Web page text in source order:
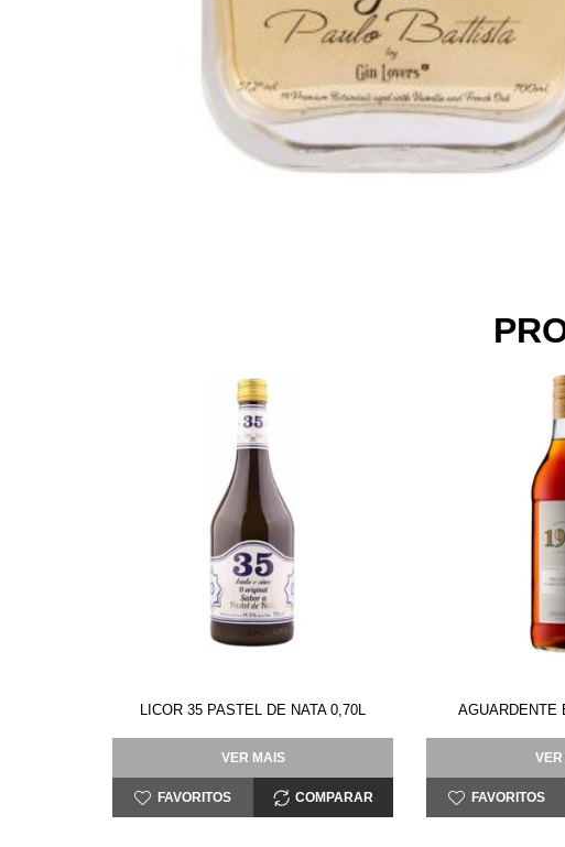
LICOR 35 PASTEL DE NATA 0,70L
VER MAIS
FAVORITOS COMPARAR
AGUARDENTE
FAVORITOS